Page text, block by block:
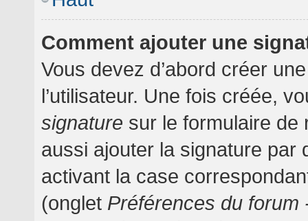
Comment ajouter une
Vous devez d’abord créer
l’utilisateur. Une fois créée,
signature sur le formulaire de
aussi ajouter la signature par
activant la case
(onglet Préférences du